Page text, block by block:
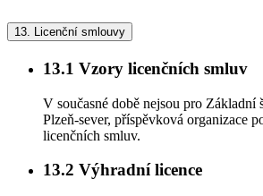
13. Licenční smlouvy
13.1 Vzory licenčních smluv
V současné době nejsou pro Základní
Plzeň-sever, příspěvková organizace
licenčních smluv.
13.2 Výhradní licence